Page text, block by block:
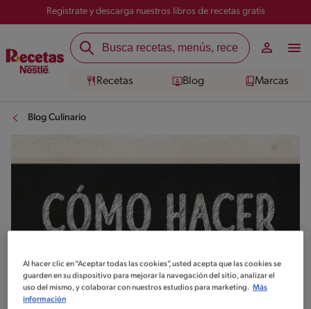
Registrate y descarga nuestros libros de recetas gratis
Recetas Blog Marcas
Blog Culinario
Al hacer clic en “Aceptar todas las cookies”, usted acepta que las cookies se
guarden en su dispositivo para mejorar la navegación del sitio, analizar el
uso del mismo, y colaborar con nuestros estudios para marketing. Más
información